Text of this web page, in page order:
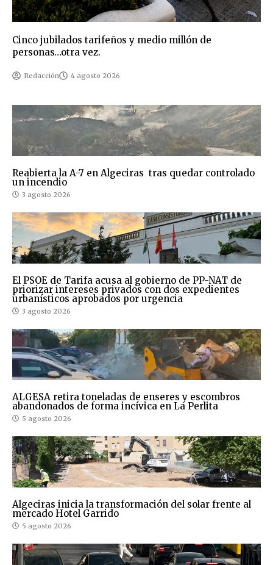
Cinco jubilados tarifeños y medio millón de
personas…otra vez.
Redacción 4 agosto 2026
Reabierta la A-7 en Algeciras tras quedar controlado
un incendio
3 agosto 2026
El PSOE de Tarifa acusa al gobierno de PP-NAT de
priorizar intereses privados con dos expedientes
urbanísticos aprobados por urgencia
3 agosto 2026
ALGESA retira toneladas de enseres y escombros
abandonados de forma incívica en La Perlita
5 agosto 2026
Algeciras inicia la transformación del solar frente al
mercado Hotel Garrido
5 agosto 2026